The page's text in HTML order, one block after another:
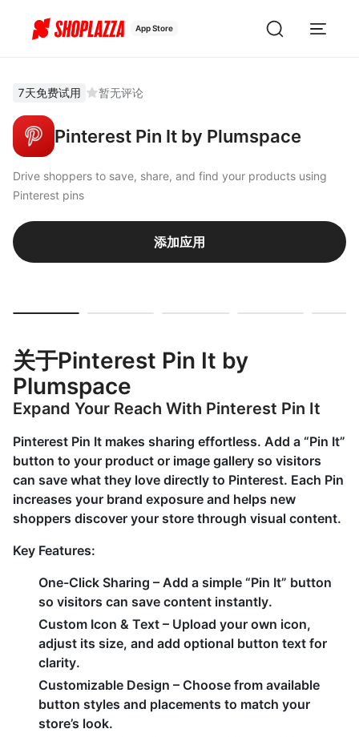
App Store
7天免费试用 暂无评论
Pinterest Pin It by Plumspace
Drive shoppers to save, share, and find your products using
Pinterest pins
添加应用
关于Pinterest Pin It by
Plumspace
Expand Your Reach With Pinterest Pin It
Pinterest Pin It makes sharing effortless. Add a “Pin It”
button to your product or image gallery so visitors
can save what they love directly to Pinterest. Each Pin
increases your brand exposure and helps new
shoppers discover your store through visual content.
Key Features:
One-Click Sharing – Add a simple “Pin It” button
so visitors can save content instantly.
Custom Icon & Text – Upload your own icon,
adjust its size, and add optional button text for
clarity.
Customizable Design – Choose from available
button styles and placements to match your
store’s look.